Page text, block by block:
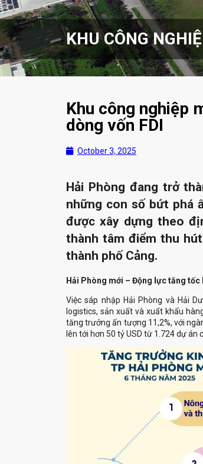
KHU CÔNG
Khu công nghiệp
dòng vốn FDI
October 3, 2025
Hải Phòng đang trở
những con số bứt phá
được xây dựng theo
thành tâm điểm thu
thành phố Cảng.
logistics, sản xuất và xuất khẩu
tăng trưởng ấn tượng 11,2%, với
lên tới hơn 50 tỷ USD từ 1.724 dự án